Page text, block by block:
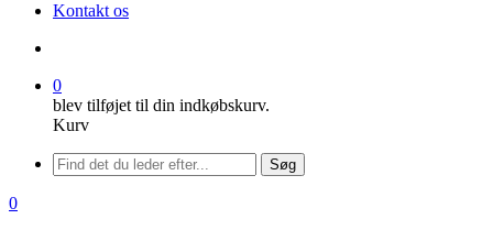
Kontakt os
0
blev tilføjet til din indkøbskurv.
Kurv
Menu
Søg
søge
0